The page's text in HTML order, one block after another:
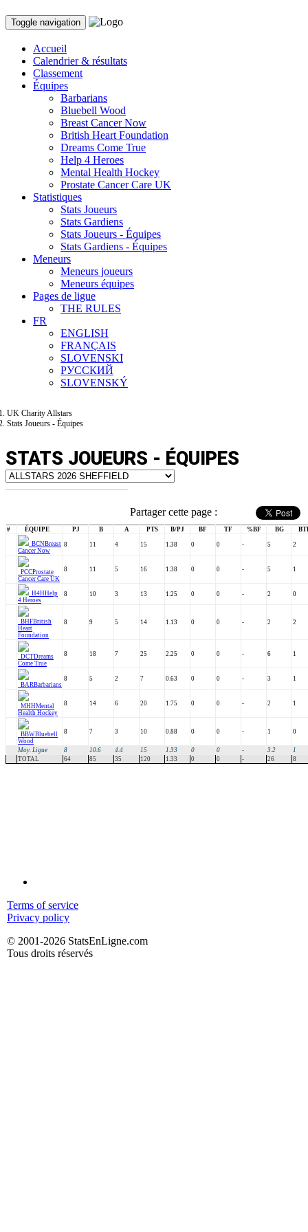
Toggle navigation
Accueil
Calendrier & résultats
Classement
Équipes
Barbarians
Bluebell Wood
Breast Cancer Now
British Heart Foundation
Dreams Come True
Help 4 Heroes
Mental Health Hockey
Prostate Cancer Care UK
Statistiques
Stats Joueurs
Stats Gardiens
Stats Joueurs - Équipes
Stats Gardiens - Équipes
Meneurs
Meneurs joueurs
Meneurs équipes
Pages de ligue
THE RULES
FR
ENGLISH
FRANÇAIS
SLOVENSKI
РУССКИЙ
SLOVENSKÝ
UK Charity Allstars
Stats Joueurs - Équipes
STATS JOUEURS - ÉQUIPES
Partager cette page :
# ÉQUIPE PJ B A PTS B/PJ BF TF %BF BG
BCNBreast
Cancer Now
8 11 4 15 1.38 0 0 - 5 2
PCCProstate
Cancer Care UK
8 11 5 16 1.38 0 0 - 5 1
H4HHelp
4 Heroes
8 10 3 13 1.25 0 0 - 2 0
BHFBritish
Heart
Foundation
8 9 5 14 1.13 0 0 - 2 2
DCTDreams
Come True
8 18 7 25 2.25 0 0 - 6 1
BARBarbarians
8 5 2 7 0.63 0 0 - 3 1
MHHMental
Health Hockey
8 14 6 20 1.75 0 0 - 2 1
BBWBluebell
Wood
8 7 3 10 0.88 0 0 - 1 0
Moy. Ligue 8 10.6 4.4 15 1.33 0 0 - 3.2
1
TOTAL
64 85 35 120 1.33 0 0 - 26 8
Terms of service
Privacy policy
© 2001-2026 StatsEnLigne.com
Tous droits réservés